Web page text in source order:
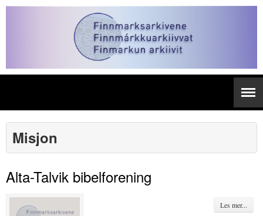
Misjon
Alta-Talvik bibelforening
Les mer...